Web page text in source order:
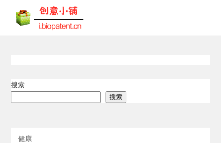
搜索
搜索
健康